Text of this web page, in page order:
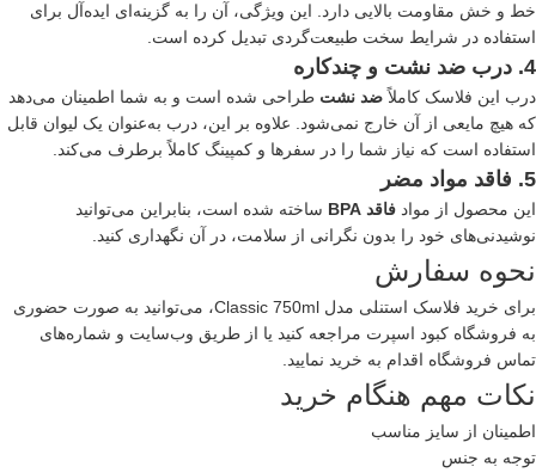
خط و خش مقاومت بالایی دارد. این ویژگی، آن را به گزینه‌ای ایده‌آل برای
استفاده در شرایط سخت طبیعت‌گردی تبدیل کرده است.
4. درب ضد نشت و چندکاره
درب این فلاسک کاملاًضد نشت طراحی شده است و به شما اطمینان می‌دهد
که هیچ مایعی از آن خارج نمی‌شود. علاوه بر این، درب به‌عنوان یک لیوان قابل
استفاده است که نیاز شما را در سفرها و کمپینگ کاملاً برطرف می‌کند.
5. فاقد مواد مضر
این محصول از مواد فاقد BPA
ساخته شده است، بنابراین می‌توانید
نوشیدنی‌های خود را بدون نگرانی از سلامت، در آن نگهداری کنید.
نحوه سفارش
برای خرید فلاسک استنلی مدل Classic 750ml، می‌توانید به صورت حضوری
به فروشگاه کبود اسپرت مراجعه کنید یا از طریق وب‌سایت و شماره‌های
تماس فروشگاه اقدام به خرید نمایید.
نکات مهم هنگام خرید
اطمینان از سایز مناسب
توجه به جنس